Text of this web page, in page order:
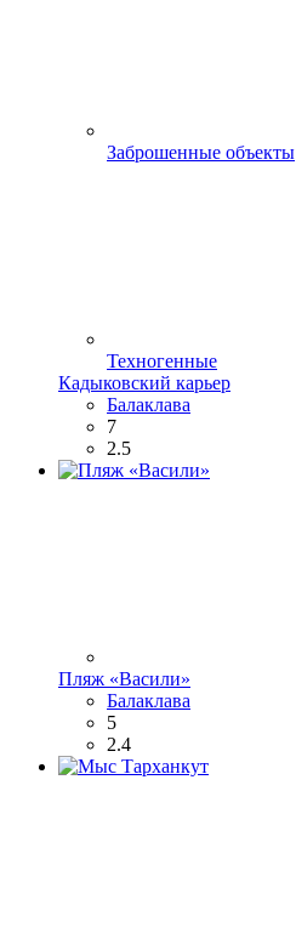
Заброшенные объекты
Техногенные
Кадыковский карьер
Балаклава
7
2.5
Пляж «Васили»
Балаклава
5
2.4